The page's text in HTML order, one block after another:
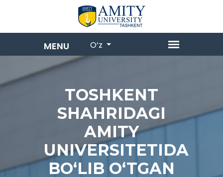
O‘z
TOSHKENT
SHAHRIDAGI
AMITY
UNIVERSITETIDA
BO‘LIB O‘TGAN